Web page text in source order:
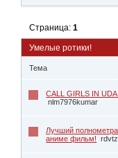
Умелые ротики!
Страница:1
Тема
CALL GIRLS IN
nlm7976kumar
Лучший
аниме фильм!